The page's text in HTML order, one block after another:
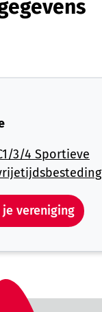
3/4 Sportieve
je vereniging